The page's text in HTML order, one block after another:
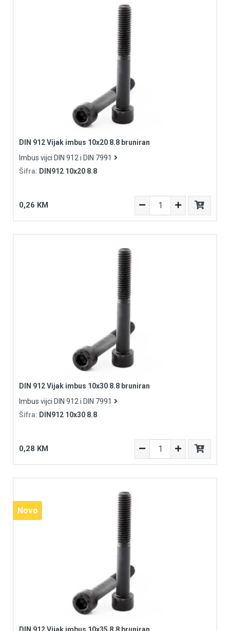
DIN 912 Vijak imbus 10x20 8.8 bruniran
Imbus vijci DIN 912 i DIN 7991
Šifra: DIN912 10x20 8.8
0,26 KM
DIN 912 Vijak imbus 10x30 8.8 bruniran
Imbus vijci DIN 912 i DIN 7991
Šifra: DIN912 10x30 8.8
0,28 KM
Novo
DIN 912 Vijak imbus 10x35 8.8 bruniran